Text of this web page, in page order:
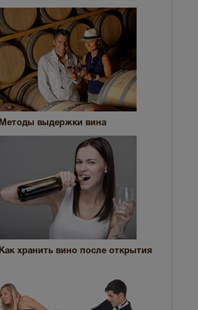
Методы выдержки вина
Как хранить вино после открытия